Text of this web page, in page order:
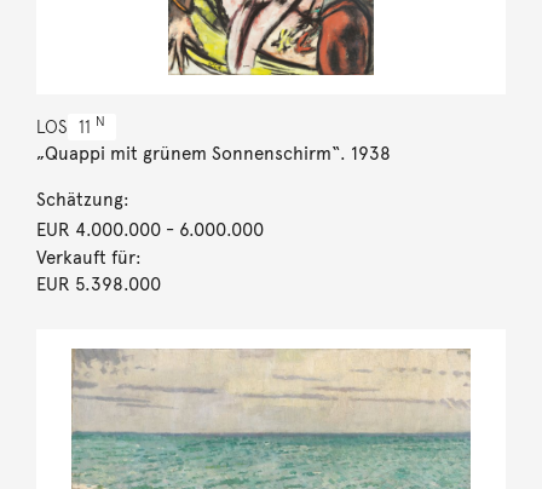
LOS 11 N
„Quappi mit grünem Sonnenschirm“. 1938
Schätzung:
EUR 4.000.000- 6.000.000
Verkauft für:
EUR 5.398.000